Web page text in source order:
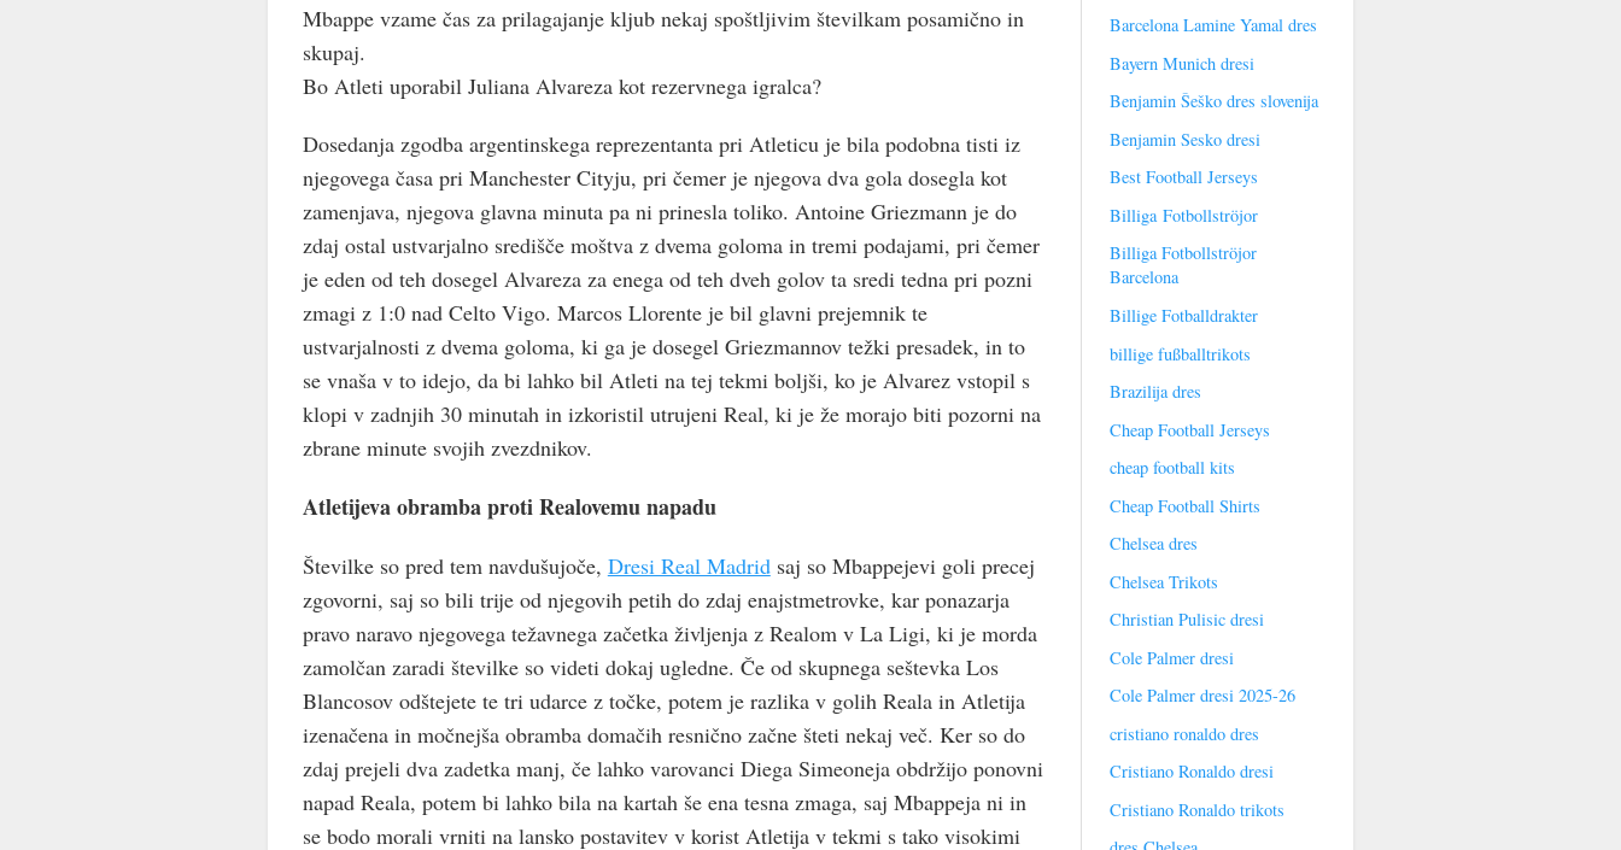
Mbappe vzame čas za prilagajanje kljub nekaj spoštljivim številkam posamično in
skupaj.
Bo Atleti uporabil Juliana Alvareza kot rezervnega igralca?
Dosedanja zgodba argentinskega reprezentanta pri Atleticu je bila podobna tisti iz
njegovega časa pri Manchester Cityju, pri čemer je njegova dva gola dosegla kot
zamenjava, njegova glavna minuta pa ni prinesla toliko. Antoine Griezmann je do
zdaj ostal ustvarjalno središče moštva z dvema goloma in tremi podajami, pri čemer
je eden od teh dosegel Alvareza za enega od teh dveh golov ta sredi tedna pri pozni
zmagi z 1:0 nad Celto Vigo. Marcos Llorente je bil glavni prejemnik te
ustvarjalnosti z dvema goloma, ki ga je dosegel Griezmannov težki presadek, in to
se vnaša v to idejo, da bi lahko bil Atleti na tej tekmi boljši, ko je Alvarez vstopil s
klopi v zadnjih 30 minutah in izkoristil utrujeni Real, ki je že morajo biti pozorni na
zbrane minute svojih zvezdnikov.
Atletijeva obramba proti Realovemu napadu
Številke so pred tem navdušujoče, Dresi Real Madridsaj so Mbappejevi goli precej
zgovorni, saj so bili trije od njegovih petih do zdaj enajstmetrovke, kar ponazarja
pravo naravo njegovega težavnega začetka življenja z Realom v La Ligi, ki je morda
zamolčan zaradi številke so videti dokaj ugledne. Če od skupnega seštevka Los
Blancosov odštejete te tri udarce z točke, potem je razlika v golih Reala in Atletija
izenačena in močnejša obramba domačih resnično začne šteti nekaj več. Ker so do
zdaj prejeli dva zadetka manj, če lahko varovanci Diega Simeoneja obdržijo ponovni
napad Reala, potem bi lahko bila na kartah še ena tesna zmaga, saj Mbappeja ni in
se bodo morali vrniti na lansko postavitev v korist Atletija v tekmi s tako visokimi
Barcelona Lamine Yamal dres
Bayern Munich dresi
Benjamin Šeško dres slovenija
Benjamin Sesko dresi
Best Football Jerseys
Billiga Fotbollströjor
Billiga Fotbollströjor
Barcelona
Billige Fotballdrakter
billige fußballtrikots
Brazilija dres
Cheap Football Jerseys
cheap football kits
Cheap Football Shirts
Chelsea dres
Chelsea Trikots
Christian Pulisic dresi
Cole Palmer dresi
Cole Palmer dresi 2025-26
cristiano ronaldo dres
Cristiano Ronaldo dresi
Cristiano Ronaldo trikots